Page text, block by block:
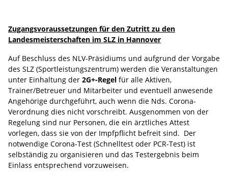
Zugangsvoraussetzungen für den Zutritt zu den
Landesmeisterschaften im SLZ in Hannover
Auf Beschluss des NLV-Präsidiums und aufgrund der Vorgabe
des SLZ (Sportleistungszentrum) werden die Veranstaltungen
unter Einhaltung der 2G+-Regel für alle Aktiven,
Trainer/Betreuer und Mitarbeiter und eventuell anwesende
Angehörige durchgeführt, auch wenn die Nds. Corona-
Verordnung dies nicht vorschreibt. Ausgenommen von der
Regelung sind nur Personen, die ein ärztliches Attest
vorlegen, dass sie von der Impfpflicht befreit sind. Der
notwendige Corona-Test (Schnelltest oder PCR-Test) ist
selbständig zu organisieren und das Testergebnis beim
Einlass entsprechend vorzuweisen.